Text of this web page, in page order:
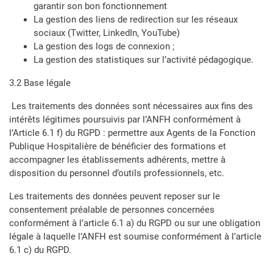
garantir son bon fonctionnement
La gestion des liens de redirection sur les réseaux
sociaux (Twitter, LinkedIn, YouTube)
La gestion des logs de connexion ;
La gestion des statistiques sur l’activité pédagogique.
3.2 Base légale
Les traitements des données sont nécessaires aux fins des
intérêts légitimes poursuivis par l’ANFH conformément à
l’Article 6.1 f) du RGPD : permettre aux Agents de la Fonction
Publique Hospitalière de bénéficier des formations et
accompagner les établissements adhérents, mettre à
disposition du personnel d’outils professionnels, etc.
Les traitements des données peuvent reposer sur le
consentement préalable de personnes concernées
conformément à l’article 6.1 a) du RGPD ou sur une obligation
légale à laquelle l’ANFH est soumise conformément à l’article
6.1 c) du RGPD.